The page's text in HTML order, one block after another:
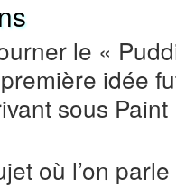
le «
idée
sous Paint
où l’on